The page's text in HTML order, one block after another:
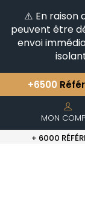
⚠️ En raison
peuvent être
envoi
+6500
Vous
Découvrez
MON
+ 6000